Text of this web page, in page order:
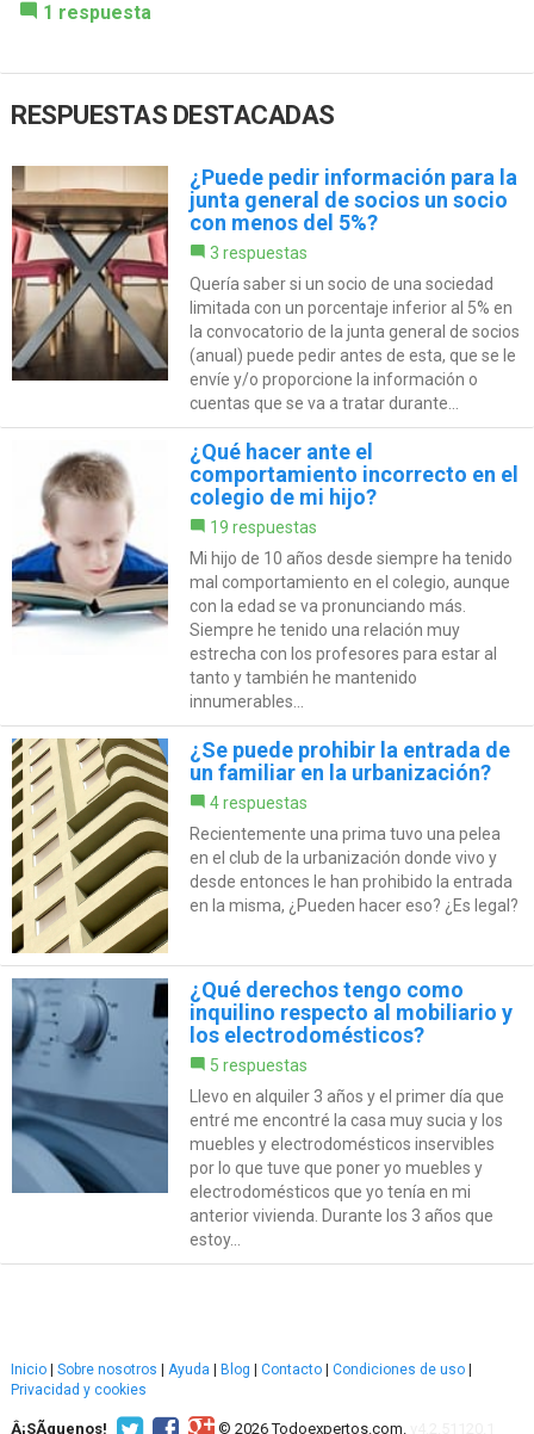
1 respuesta
RESPUESTAS DESTACADAS
¿Puede pedir información para la
junta general de socios un socio
con menos del 5%?
3 respuestas
Quería saber si un socio de una sociedad
limitada con un porcentaje inferior al 5% en
la convocatorio de la junta general de socios
(anual) puede pedir antes de esta, que se le
envíe y/o proporcione la información o
cuentas que se va a tratar durante...
¿Qué hacer ante el
comportamiento incorrecto en el
colegio de mi hijo?
19 respuestas
Mi hijo de 10 años desde siempre ha tenido
mal comportamiento en el colegio, aunque
con la edad se va pronunciando más.
Siempre he tenido una relación muy
estrecha con los profesores para estar al
tanto y también he mantenido
innumerables...
¿Se puede prohibir la entrada de
un familiar en la urbanización?
4 respuestas
Recientemente una prima tuvo una pelea
en el club de la urbanización donde vivo y
desde entonces le han prohibido la entrada
en la misma, ¿Pueden hacer eso? ¿Es legal?
¿Qué derechos tengo como
inquilino respecto al mobiliario y
los electrodomésticos?
5 respuestas
Llevo en alquiler 3 años y el primer día que
entré me encontré la casa muy sucia y los
muebles y electrodomésticos inservibles
por lo que tuve que poner yo muebles y
electrodomésticos que yo tenía en mi
anterior vivienda. Durante los 3 años que
estoy...
Inicio | Sobre nosotros | Ayuda | Blog | Contacto | Condiciones de uso |
Privacidad y cookies
Â¡SÃ­guenos! © 2026 Todoexpertos.com.